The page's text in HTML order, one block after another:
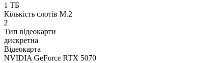
1 ТБ
Кількість слотів M.2
2
Тип відеокарти
дискретна
Відеокарта
NVIDIA GeForce RTX 5070